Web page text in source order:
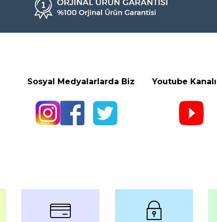
Sosyal Medyalarlarda Biz Youtube